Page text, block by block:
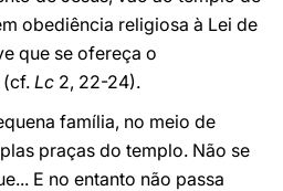
obediência religiosa à Lei de
que se ofereça o
(cf. Lc 2, 22-24).
família, no meio de
praças do templo. Não se
E no entanto não passa